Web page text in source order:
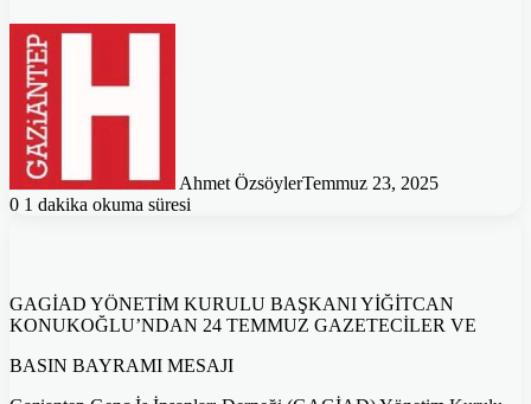
Ahmet ÖzsöylerTemmuz 23, 2025
0 1 dakika okuma süresi
GAGİAD YÖNETİM KURULU BAŞKANI YİĞİTCAN
KONUKOĞLU’NDAN 24 TEMMUZ GAZETECİLER VE
BASIN BAYRAMI MESAJI